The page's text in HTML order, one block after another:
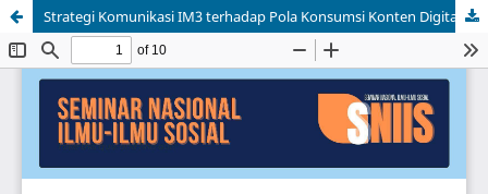
Strategi Komunikasi IM3 terhadap Pola Konsumsi Konten Digital Gen Z melalui Program 30 Seconds Before Tenggo